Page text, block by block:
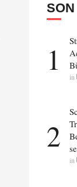
1 in
2
in